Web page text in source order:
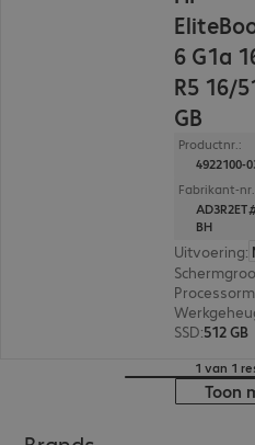
6 G1a
R5 16/
GB
Productnr.:
4922100-
Fabrikant-
BH
Uitvoering:
SSD:512 GB
1 van 1
Toon